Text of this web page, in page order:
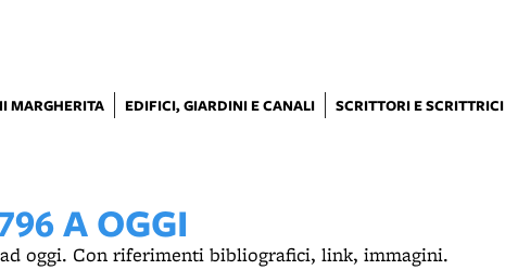
MARGHERITA EDIFICI, GIARDINI E CANALI SCRITTORI E SCRITTRICI
A OGGI
oggi. Con riferimenti bibliografici, link, immagini.